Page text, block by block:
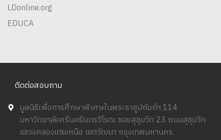
LDonline.org
EDUCA
ติดต่อสอบถาม
มูลนิธิเพื่อการศึกษาพิเศษในพระราชูปถัมภ์ฯ 114
มหาวิทยาลัยศรีนครินทรวิโรฒ ซอยสุขุมวิท 23 ถนนสุขุมวิท
แขวงคลองเตยเหนือ เขตวัฒนา กรุงเทพมหานคร